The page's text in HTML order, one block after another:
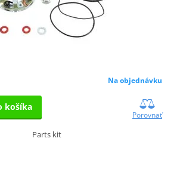
Na objednávku
košíka
Porovnať
Parts kit